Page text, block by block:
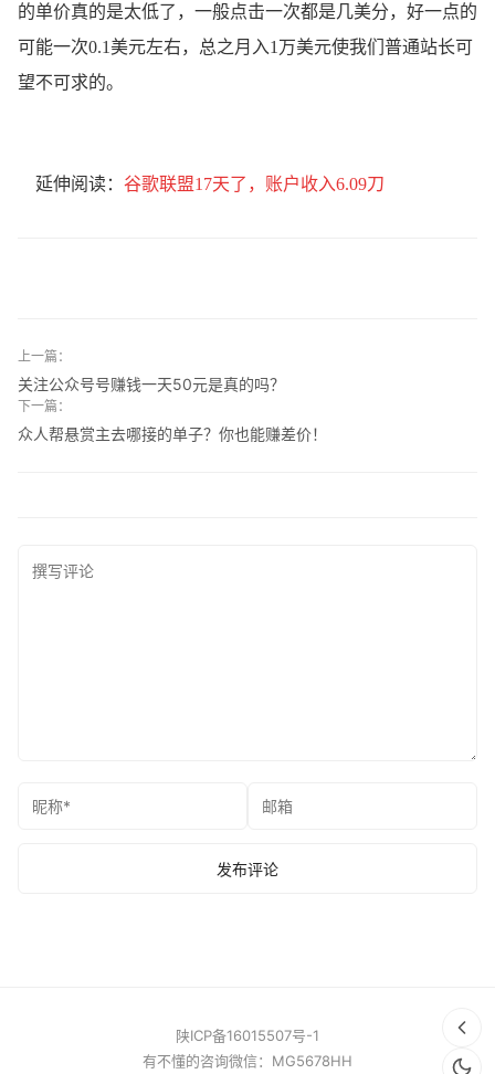
的单价真的是太低了，一般点击一次都是几美分，好一点的
可能一次0.1美元左右，总之月入1万美元使我们普通站长可
望不可求的。
延伸阅读： 谷歌联盟17天了，账户收入6.09刀
上一篇：
关注公众号号赚钱一天50元是真的吗？
下一篇：
众人帮悬赏主去哪接的单子？你也能赚差价！
陕ICP备16015507号-1
有不懂的咨询微信：MG5678HH